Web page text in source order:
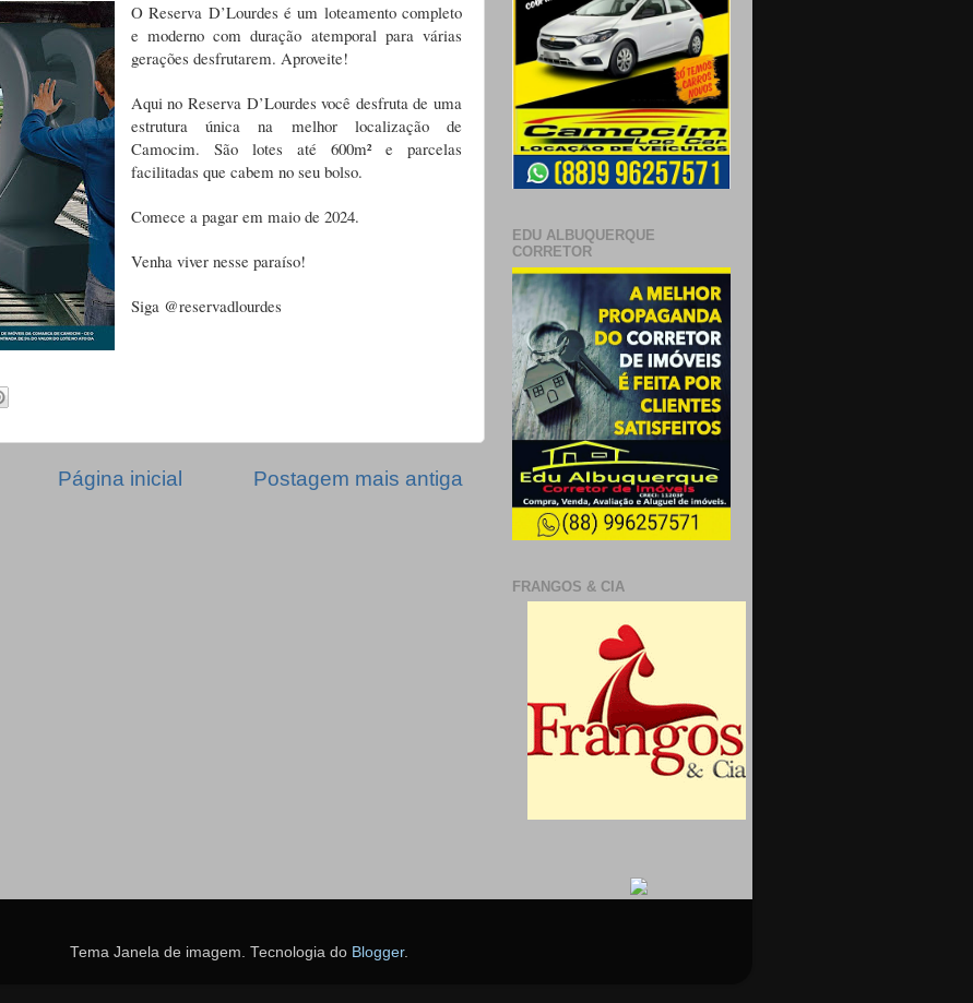
O Reserva D’Lourdes é um loteamento completo
e moderno com duração atemporal para várias
gerações desfrutarem. Aproveite!
Aqui no Reserva D’Lourdes você desfruta de uma
estrutura única na melhor localização de
Camocim. São lotes até 600m² e parcelas
facilitadas que cabem no seu bolso.
Comece a pagar em maio de 2024.
Venha viver nesse paraíso!
Siga @reservadlourdes
Postagem mais antiga
Página inicial
EDU ALBUQUERQUE
CORRETOR
FRANGOS & CIA
Tema Janela de imagem. Tecnologia do Blogger.